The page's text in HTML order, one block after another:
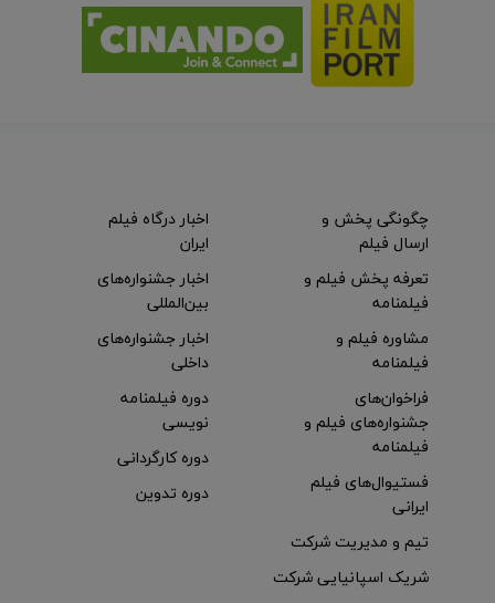
چگونگی پخش و
ارسال فیلم
تعرفه پخش فیلم و
فیلمنامه
مشاوره فیلم و
فیلمنامه
اخبار درگاه فیلم
ایران
اخبار جشنواره‌های
بین‌المللی
اخبار جشنواره‌های
داخلی
فراخوان‌های
جشنواره‌های فیلم و
فیلمنامه
فستیوال‌های فیلم
ایرانی
دوره فیلمنامه
نویسی
دوره کارگردانی
دوره تدوین
تیم و مدیریت شرکت
شریک اسپانیایی شرکت